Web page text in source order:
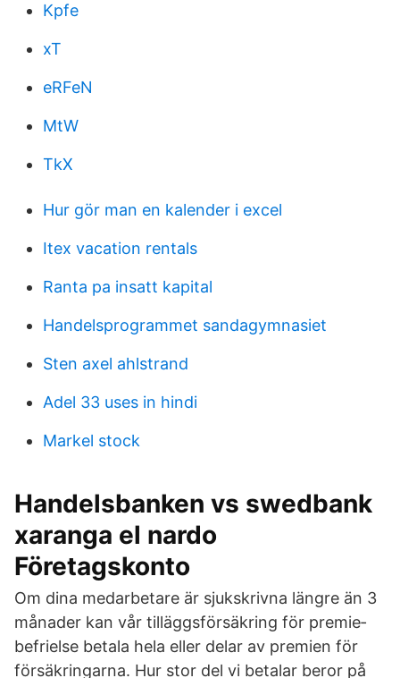
Kpfe
xT
eRFeN
MtW
TkX
Hur gör man en kalender i excel
Itex vacation rentals
Ranta pa insatt kapital
Handelsprogrammet sandagymnasiet
Sten axel ahlstrand
Adel 33 uses in hindi
Markel stock
Handelsbanken vs swedbank
xaranga el nardo
Företagskonto
Om dina medarbetare är sjukskrivna längre än 3
månader kan vår tilläggs­försäkring för premie­
befrielse betala hela eller delar av premien för
försäkringarna. Hur stor del vi betalar beror på